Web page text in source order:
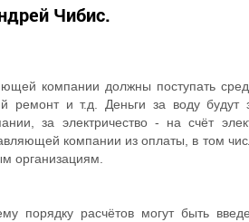
Чибис.
компании должны поступать
ремонт и т.д. Деньги за воду будут
за электричество - на счёт
компании из оплаты, в том
организациям.
порядку расчётов могут быть